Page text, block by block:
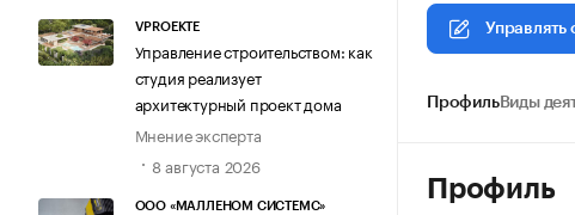
VPROEKTE
Управление строительством: как
студия реализует
архитектурный проект дома
Мнение эксперта
8 августа 2026
ООО «МАЛЛЕНОМ СИСТЕМС»
Управлять
ПрофильВиды
Профиль